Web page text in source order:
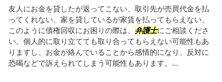
友人にお金を貸したが返ってこない、取引先が売買代金を払
ってくれない、家を貸しているが家賃を払ってもらえない、
このように債権回収にお困りの際は、 弁護士にご相談くださ
い。個人的に取り立てても取り合ってもらえない可能性もあ
りますし、お金が絡んでいることから感情的になり、反対に
恐喝などで訴えられてしまう可能性もあります。...